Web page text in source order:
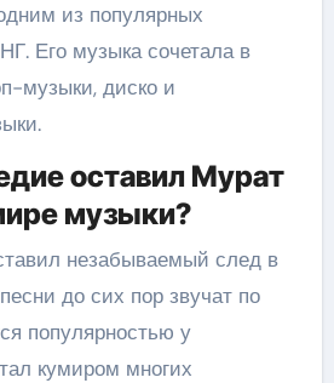
из популярных
Его музыка сочетала в
музыки, диско и
оставил Мурат
музыки?
незабываемый след в
до сих пор звучат по
популярностью у
кумиром многих